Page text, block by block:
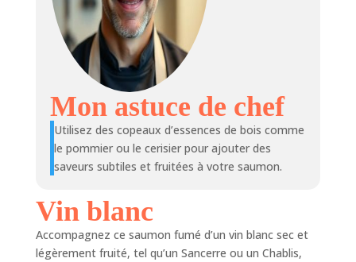
Mon astuce de chef
Utilisez des copeaux d’essences de bois comme
le pommier ou le cerisier pour ajouter des
saveurs subtiles et fruitées à votre saumon.
Vin blanc
Accompagnez ce saumon fumé d’un vin blanc sec et
légèrement fruité, tel qu’un Sancerre ou un Chablis,